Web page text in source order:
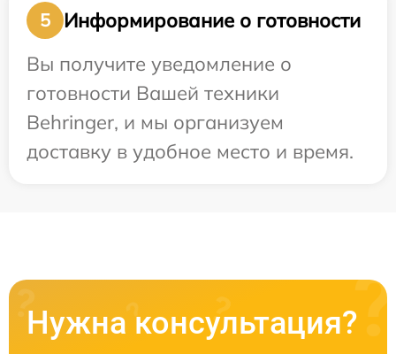
5
Информирование о готовности
Вы получите уведомление о
готовности Вашей техники
Behringer, и мы организуем
доставку в удобное место и время.
Нужна консультация?